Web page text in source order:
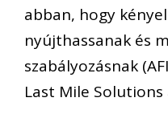
abban, hogy
nyújthassanak és
szabályozásnak
Last Mile